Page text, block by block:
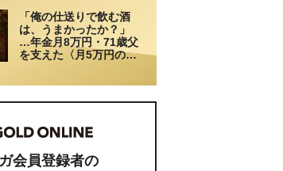
は66歳母の「背筋の凍
る一言」
「俺の仕送りで飲む酒
は、うまかったか？」
…年金月8万円・71歳父
を支えた〈月5万円の援
会員登録者の